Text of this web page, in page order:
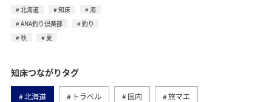
北海道 知床
海
ANA釣り倶楽部
釣り
秋
夏
知床つながりタグ
北海道 トラベル 国内 旅マエ